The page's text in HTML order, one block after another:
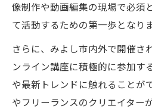
像制作や動画編集の現場で必須
て活動するための第一歩となりま
さらに、みよし市内外で開催さ
ンライン講座に積極的に参加す
や最新トレンドに触れることが
やフリーランスのクリエイター